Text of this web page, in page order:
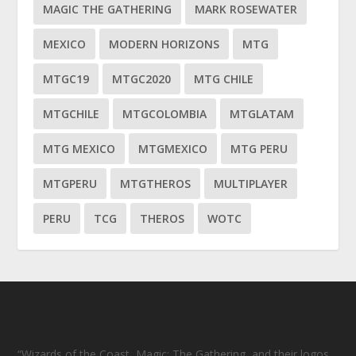
MAGIC THE GATHERING MARK ROSEWATER
MEXICO MODERN HORIZONS MTG
MTGC19 MTGC2020 MTG CHILE
MTGCHILE MTGCOLOMBIA MTGLATAM
MTG MEXICO MTGMEXICO MTG PERU
MTGPERU MTGTHEROS MULTIPLAYER
PERU TCG THEROS WOTC